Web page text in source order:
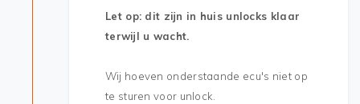
Let op: dit zijn in huis unlocks klaar
terwijl u wacht.
Wij hoeven onderstaande ecu's niet op
te sturen voor unlock.